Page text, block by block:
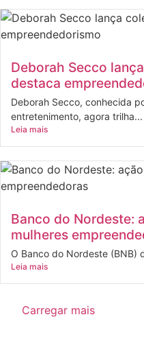
Deborah Secco
destaca
Deborah Secco, conhecida
entretenimento, agora trilha...
Leia mais
Banco do Nordeste:
mulheres
O Banco do Nordeste (BNB)
Leia mais
Carregar mais